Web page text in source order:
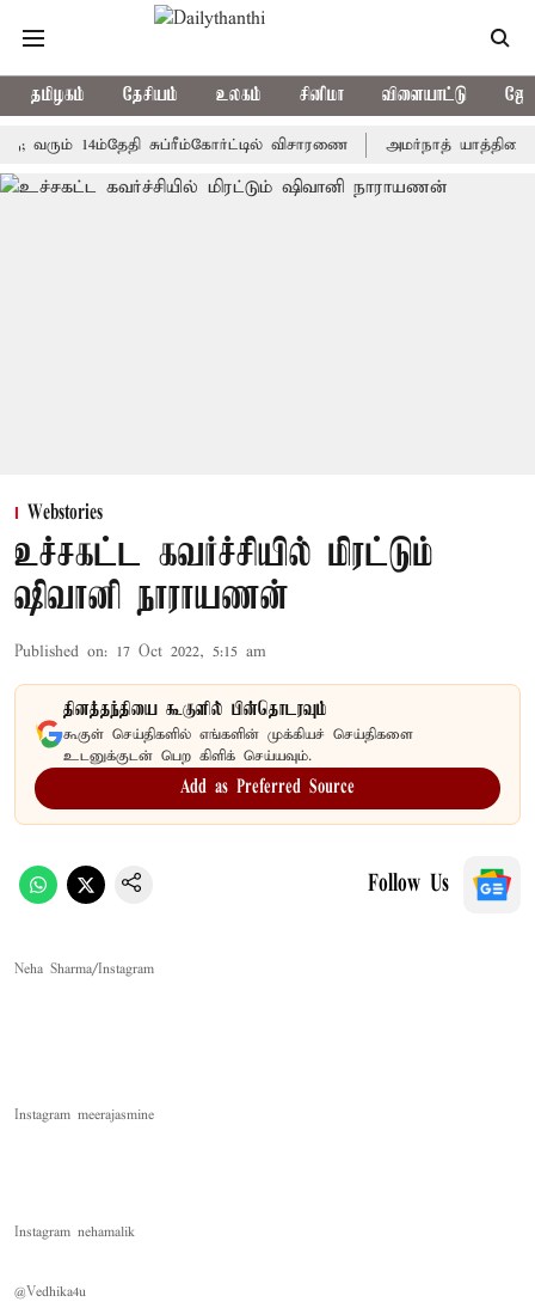
தமிழகம் தேசியம் உலகம் சினிமா விளையாட்டு
14ம்தேதி சுப்ரீம்கோர்ட்டில் விசாரணை அமர்நாத் யாத்திரை
Webstories
உச்சகட்ட கவர்ச்சியில் மிரட்டும்
ஷிவானி நாராயணன்
Published on: 17 Oct 2022, 5:15 am
தினத்தந்தியை கூகுளில் பின்தொடரவும்
கூகுள் செய்திகளில் எங்களின் முக்கியச் செய்திகளை
உடனுக்குடன் பெற கிளிக் செய்யவும்.
Add as Preferred Source
Follow Us
Neha Sharma/Instagram
Instagram meerajasmine
Instagram nehamalik
@Vedhika4u